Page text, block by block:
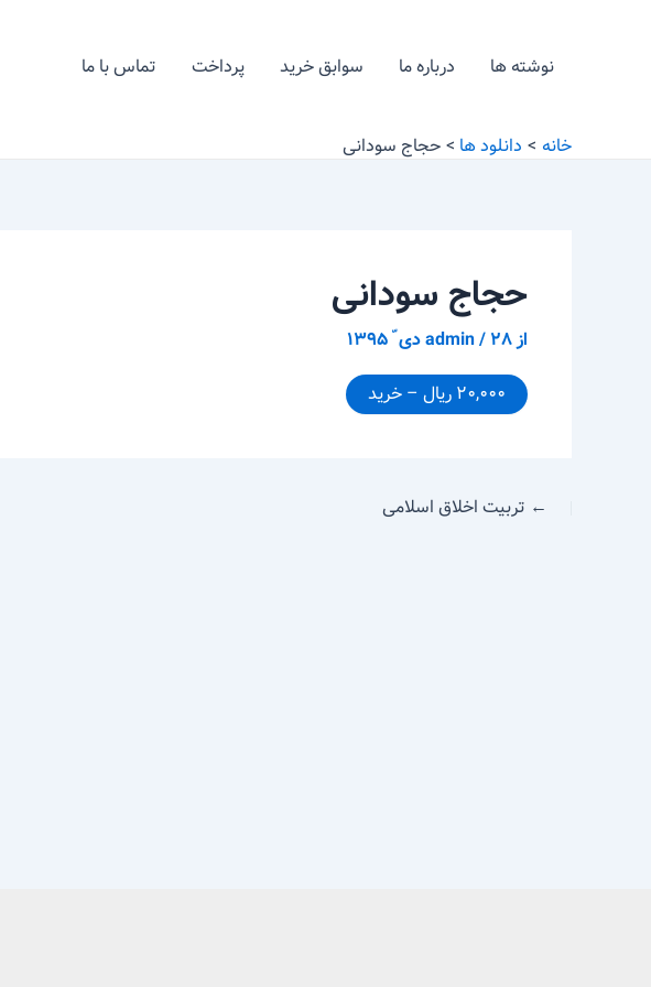
نوشته ها درباره ما سوابق خرید پرداخت تماس با ما
خانه دانلود ها حجاج سودانی
حجاج سودانی
از admin/۲۸ دی ّ ۱۳۹۵
۲۰,۰۰۰ ریال – خرید
← تربیت اخلاق اسلامی